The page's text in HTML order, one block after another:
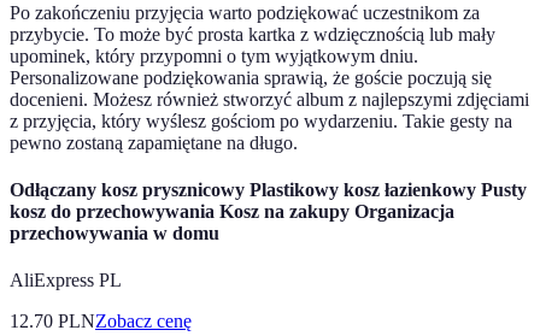
Po zakończeniu przyjęcia warto podziękować uczestnikom za
przybycie. To może być prosta kartka z wdzięcznością lub mały
upominek, który przypomni o tym wyjątkowym dniu.
Personalizowane podziękowania sprawią, że goście poczują się
docenieni. Możesz również stworzyć album z najlepszymi zdjęciami
z przyjęcia, który wyślesz gościom po wydarzeniu. Takie gesty na
pewno zostaną zapamiętane na długo.
Odłączany kosz prysznicowy Plastikowy kosz łazienkowy Pusty
kosz do przechowywania Kosz na zakupy Organizacja
przechowywania w domu
AliExpress PL
12.70 PLNZobacz cenę